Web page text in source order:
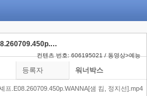
[TVN] 언더커버 셰프.E08.260709.450p.WANNA[샘 킴, 정지선]
컨텐츠 번호: 606195021 / 동영상>예능
등록자 워너박스
프.E08.260709.450p.WANNA[샘 킴, 정지선].mp4